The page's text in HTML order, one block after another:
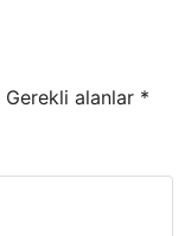
Gerekli alanlar *